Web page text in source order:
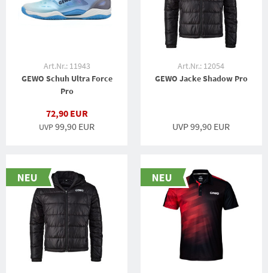
Art.Nr.: 11943
GEWO Schuh Ultra Force
Pro
72,90 EUR
UVP99,90 EUR
Art.Nr.: 12054
GEWO Jacke Shadow Pro
UVP 99,90 EUR